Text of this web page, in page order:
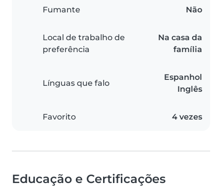
Fumante Não
Local de trabalho de
preferência
Na casa da
família
Línguas que falo
Espanhol
Inglês
Favorito 4 vezes
Educação e Certificações